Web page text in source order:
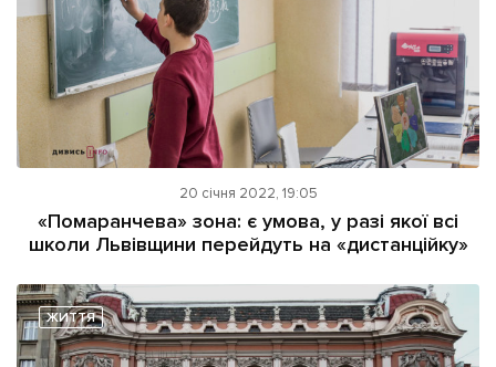
20 січня 2022, 19:05
«Помаранчева» зона: є умова, у разі якої всі
школи Львівщини перейдуть на «дистанційку»
ЖИТТЯ